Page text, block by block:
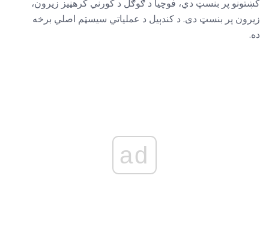
کښتونو پر بنسټ دي، فوچیا د ګوګل د کورني کرهڼیز زیرون،
زیرون پر بنسټ دی. د کندېیل د عملیاتي سیسټم اصلي برخه
ده.
ad